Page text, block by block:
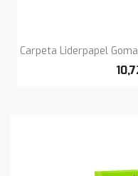
Carpeta Liderpapel